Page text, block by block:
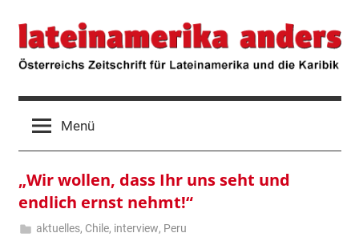
Inhalt
springen
lateinamerika
anders
Österreichs
Zeitschrift
für
und
die
Karibik
Menü
„Wir wollen, dass Ihr uns seht und
endlich ernst nehmt!“
aktuelles, Chile, interview, Peru